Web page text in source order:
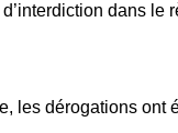
dans
les dérogations